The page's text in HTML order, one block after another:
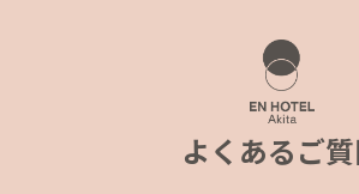
よくあるご